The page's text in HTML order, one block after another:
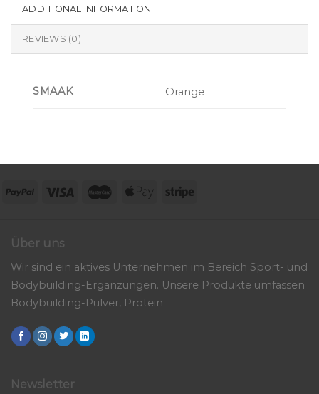
ADDITIONAL INFORMATION
REVIEWS (0)
SMAAK Orange
Über uns
Wir sind ein aktives Unternehmen im Bereich Sport- und
Bodybuilding-Ergänzungen. Unsere Produkte umfassen
Bodybuilding-Pulver, Protein.
Newsletter